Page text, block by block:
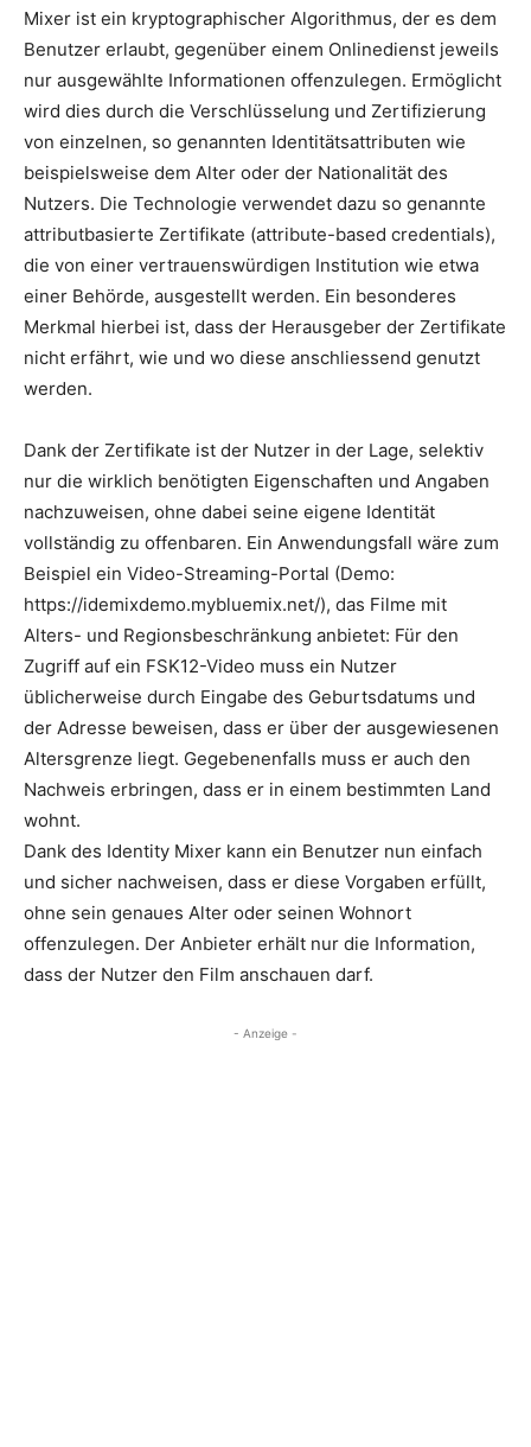
Mixer ist ein kryptographischer Algorithmus, der es dem
Benutzer erlaubt, gegenüber einem Onlinedienst jeweils
nur ausgewählte Informationen offenzulegen. Ermöglicht
wird dies durch die Verschlüsselung und Zertifizierung
von einzelnen, so genannten Identitätsattributen wie
beispielsweise dem Alter oder der Nationalität des
Nutzers. Die Technologie verwendet dazu so genannte
attributbasierte Zertifikate (attribute-based credentials),
die von einer vertrauenswürdigen Institution wie etwa
einer Behörde, ausgestellt werden. Ein besonderes
Merkmal hierbei ist, dass der Herausgeber der Zertifikate
nicht erfährt, wie und wo diese anschliessend genutzt
werden.
Dank der Zertifikate ist der Nutzer in der Lage, selektiv
nur die wirklich benötigten Eigenschaften und Angaben
nachzuweisen, ohne dabei seine eigene Identität
vollständig zu offenbaren. Ein Anwendungsfall wäre zum
Beispiel ein Video-Streaming-Portal (Demo:
https://idemixdemo.mybluemix.net/), das Filme mit
Alters- und Regionsbeschränkung anbietet: Für den
Zugriff auf ein FSK12-Video muss ein Nutzer
üblicherweise durch Eingabe des Geburtsdatums und
der Adresse beweisen, dass er über der ausgewiesenen
Altersgrenze liegt. Gegebenenfalls muss er auch den
Nachweis erbringen, dass er in einem bestimmten Land
wohnt.
Dank des Identity Mixer kann ein Benutzer nun einfach
und sicher nachweisen, dass er diese Vorgaben erfüllt,
ohne sein genaues Alter oder seinen Wohnort
offenzulegen. Der Anbieter erhält nur die Information,
dass der Nutzer den Film anschauen darf.
- Anzeige -